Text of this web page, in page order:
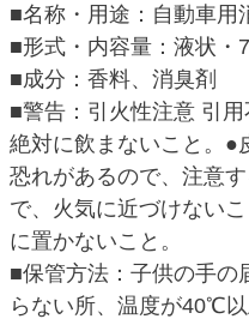
■名称・用途：自動車用
■形式・内容量：液状・
■成分：香料、消臭剤
■警告：引火性注意 引用
絶対に飲まないこと。●
恐れがあるので、注意
で、火気に近づけない
に置かないこと。
■保管方法：子供の手の
らない所、温度が40℃